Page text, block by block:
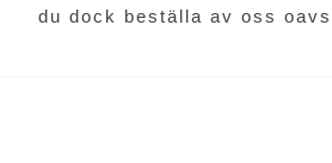
du dock beställa av oss